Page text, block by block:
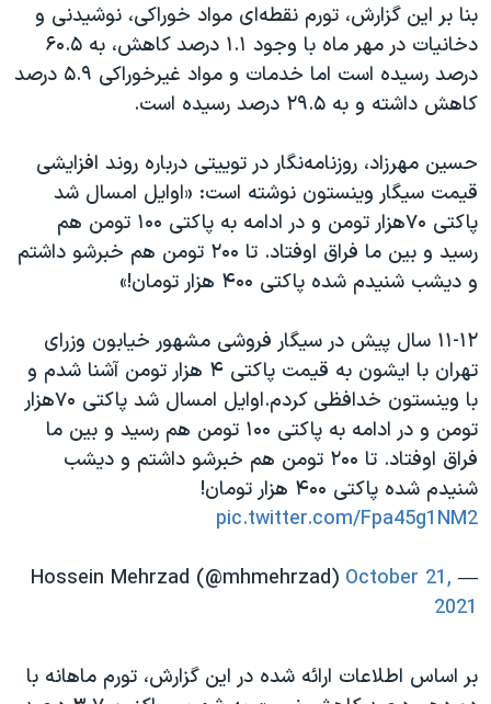
بنا بر این گزارش، تورم نقطه‌ای مواد خوراکی، نوشیدنی و
دخانیات در مهر ماه با وجود ۱.۱ درصد کاهش، به ۶۰.۵
درصد رسیده است اما خدمات و مواد غیرخوراکی ۵.۹ درصد
کاهش داشته و به ۲۹.۵ درصد رسیده است.
حسین مهرزاد، روزنامه‌نگار در توییتی درباره روند افزایشی
قیمت سیگار وینستون نوشته است: «اوایل امسال شد
پاکتی ۷۰هزار تومن و در ادامه به پاکتی ۱۰۰ تومن هم
رسید و بین ما فراق اوفتاد. تا ۲۰۰ تومن هم خبرشو داشتم
و دیشب شنیدم شده پاکتی ۴۰۰ هزار تومان!»
۱۱-۱۲ سال پیش در سیگار فروشی مشهور خیابون وزرای
تهران با ایشون به قیمت پاکتی ۴ هزار تومن آشنا شدم و
با وینستون خدافظی کردم.اوایل امسال شد پاکتی ۷۰هزار
تومن و در ادامه به پاکتی ۱۰۰ تومن هم رسید و بین ما
فراق اوفتاد. تا ۲۰۰ تومن هم خبرشو داشتم و دیشب
شنیدم شده پاکتی ۴۰۰ هزار تومان!
pic.twitter.com/Fpa45g1NM2
— Hossein Mehrzad (@mhmehrzad)
October 21,
2021
بر اساس اطلاعات ارائه شده در این گزارش، تورم ماهانه با